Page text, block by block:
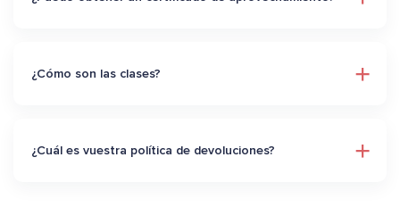
¿Cómo son las clases?
¿Cuál es vuestra política de devoluciones?